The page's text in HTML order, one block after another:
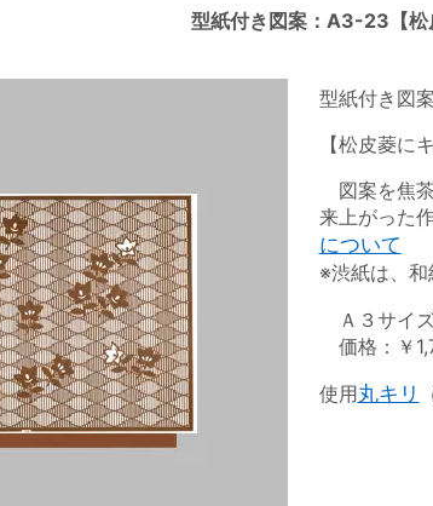
型紙付き図案：A3-23【松
型紙付き図
【松皮菱に
図案を焦
来上がった
について
※渋紙は、和
Ａ３サイ
価格：￥
使用丸キリ